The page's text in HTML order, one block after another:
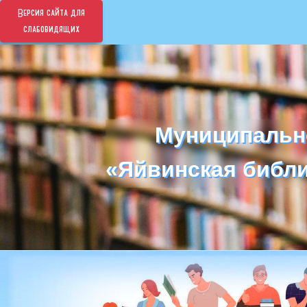
Версия сайта для
слабовидящих
«Яйвинская
«Яйвинская